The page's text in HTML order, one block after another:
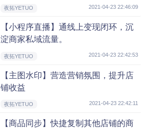
性，打造人气商城。
夜拓YETUO 2021-04-23 22:46:09
【小程序直播】通线上变现闭环，沉
淀商家私域流量。
夜拓YETUO 2021-04-23 22:42:53
【主图水印】营造营销氛围，提升店
铺收益
夜拓YETUO 2021-04-23 22:42:11
【商品同步】快捷复制其他店铺的商